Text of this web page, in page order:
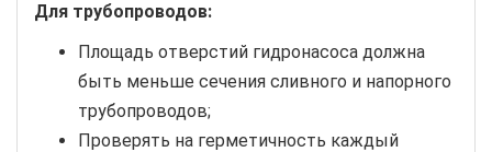
Для трубопроводов:
Площадь отверстий гидронасоса должна
быть меньше сечения сливного и напорного
трубопроводов;
Проверять на герметичность каждый